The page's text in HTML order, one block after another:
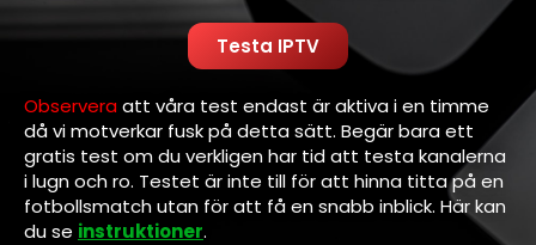
Testa IPTV
Observera att våra test endast är aktiva i en timme
då vi motverkar fusk på detta sätt. Begär bara ett
gratis test om du verkligen har tid att testa kanalerna
i lugn och ro. Testet är inte till för att hinna titta på en
fotbollsmatch utan för att få en snabb inblick. Här kan
du se instruktioner.